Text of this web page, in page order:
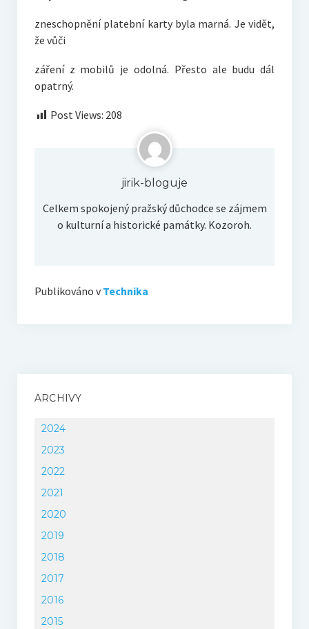
zneschopnění platební karty byla marná. Je vidět,
že vůči
záření z mobilů je odolná. Přesto ale budu dál
opatrný.
Post Views: 208
jirik-bloguje
Celkem spokojený pražský důchodce se zájmem
o kulturní a historické památky. Kozoroh.
Publikováno v Technika
ARCHIVY
2024
2023
2022
2021
2020
2019
2018
2017
2016
2015